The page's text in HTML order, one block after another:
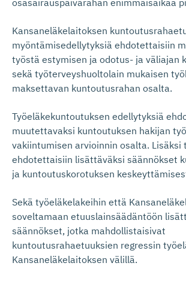
osasairauspäivärahan enimmäisaikaa
Kansaneläkelaitoksen
myöntämisedellytyksiä ehdotettaisiin
työstä estymisen ja odotus- ja väliajan
sekä työterveyshuoltolain mukaisen
maksettavan kuntoutusrahan osalta.
Työeläkekuntoutuksen edellytyksiä
muutettavaksi kuntoutuksen hakijan
vakiintumisen arvioinnin osalta. Lisäksi
ehdotettaisiin lisättäväksi säännökset
ja kuntoutuskorotuksen
Sekä työeläkelakeihin että
soveltamaan etuuslainsäädäntöön
säännökset, jotka mahdollistaisivat
kuntoutusrahaetuuksien regressin
Kansaneläkelaitoksen välillä.